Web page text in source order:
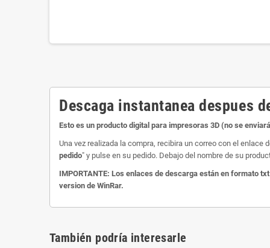
Descaga instantanea despues
Esto es un producto digital para impresoras 3D (no se
Una vez realizada la compra, recibira un correo con el
pedido" y pulse en su pedido. Debajo del nombre de su
IMPORTANTE: Los enlaces de descarga están en formato
version de WinRar.
También podría interesarle